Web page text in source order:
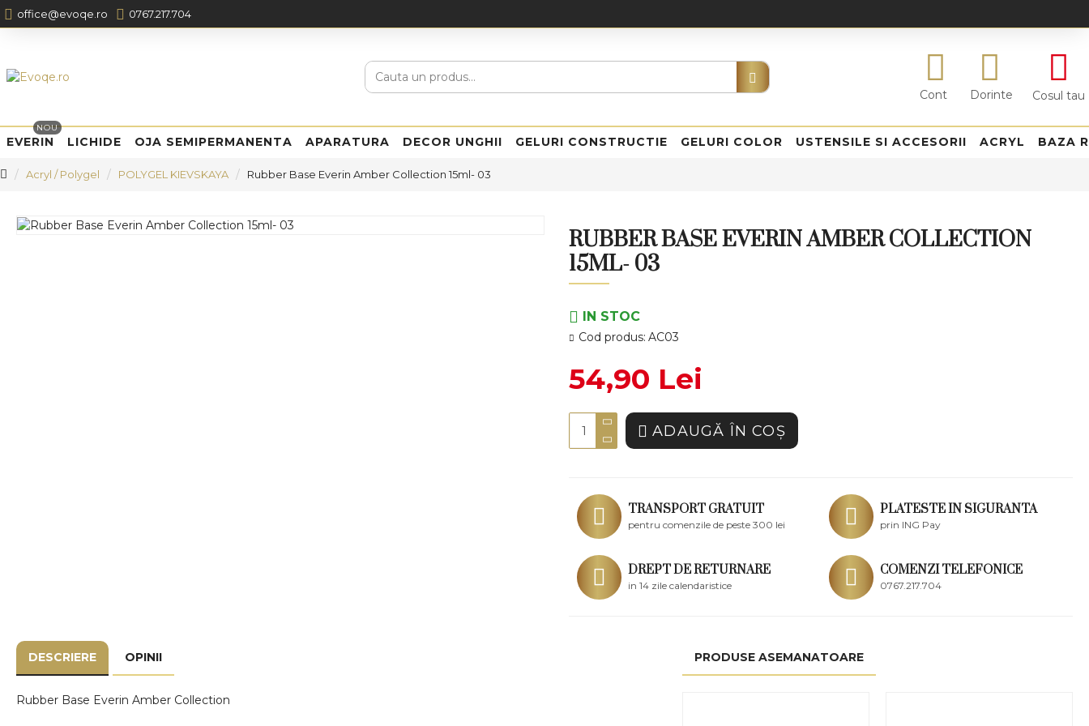
office@evoqe.ro 0767.217.704
Cont Dorinte Cosul tau
EVERIN
NOU
LICHIDE OJA SEMIPERMANENTA APARATURA DECOR UNGHII GELURI CONSTRUCTIE GELURI COLOR USTENSILE SI ACCESORII ACRYL BAZA
Acryl / Polygel POLYGEL KIEVSKAYA Rubber Base Everin Amber Collection 15ml- 03
RUBBER BASE EVERIN AMBER COLLECTION
15ML- 03
IN STOC
Cod produs: AC03
54,90 Lei
ADAUGĂ ÎN COŞ
TRANSPORT GRATUIT
pentru comenzile de peste 300 lei
PLATESTE IN SIGURANTA
prin ING Pay
DREPT DE RETURNARE
in 14 zile calendaristice
COMENZI TELEFONICE
0767.217.704
DESCRIERE OPINII
Rubber Base Everin Amber Collection
PRODUSE ASEMANATOARE